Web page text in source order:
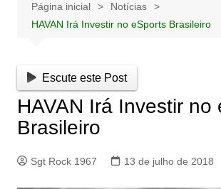
Página inicial
Notícias
HAVAN Irá Investir no eSports Brasileiro
Escute este Post
HAVAN Irá Investir no
Brasileiro
Sgt Rock 1967 13 de julho de 2018